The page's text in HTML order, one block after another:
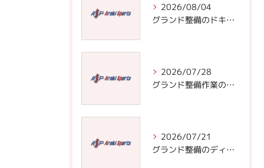
2026/08/04
グランド整備のドキュメントで学ぶ効率的な道具選びと実践手順
2026/07/28
グランド整備作業の基本と効率化のための道具選びと頻度管理術
2026/07/21
グランド整備のディスカッションで学ぶ安全なフィールド作りと正しい整備手順の極意